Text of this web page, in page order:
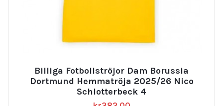
Billiga Fotbollströjor Dam Borussia
Dortmund Hemmatröja 2025/26 Nico
Schlotterbeck 4